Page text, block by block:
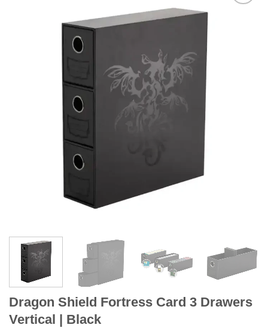
Dragon Shield Fortress Card 3 Drawers
Vertical | Black